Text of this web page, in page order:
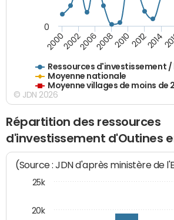
Ressources d'investissement
Moyenne nationale
Moyenne villages de moins de
2000200220062008201020122014
0
© JDN 2026
Répartition des ressources
d'investissement d'Outines
(Source : JDN d'après ministère de
20k
25k